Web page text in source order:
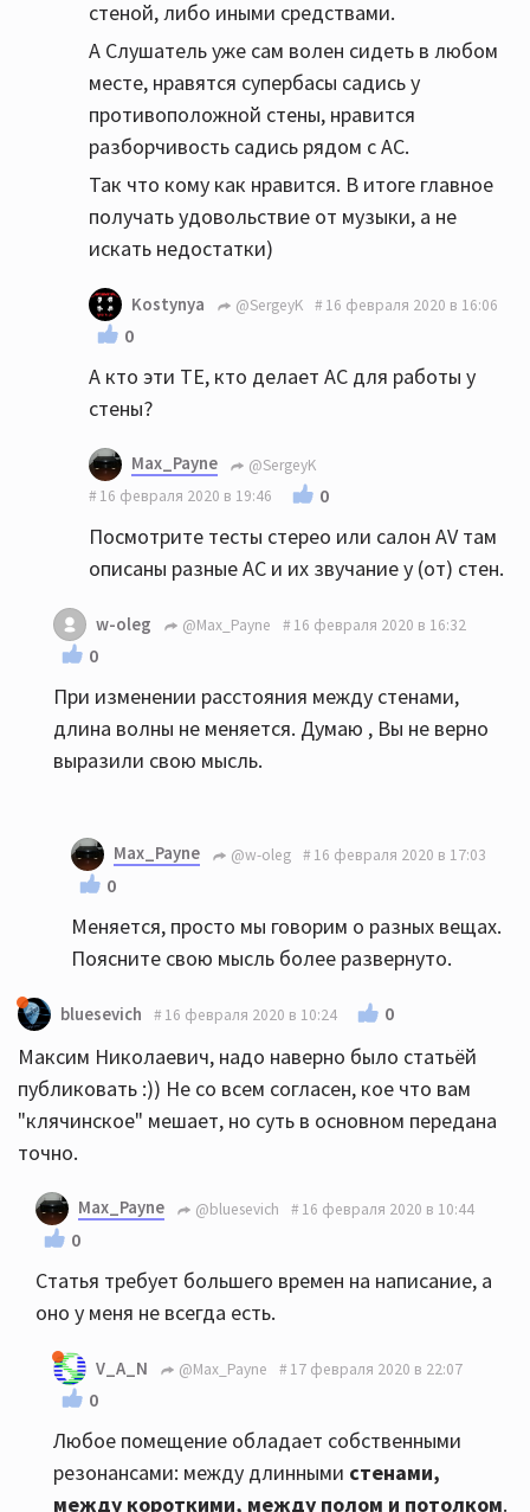
стеной, либо иными средствами.
А Слушатель уже сам волен сидеть в любом
месте, нравятся супербасы садись у
противоположной стены, нравится
разборчивость садись рядом с АС.
Так что кому как нравится. В итоге главное
получать удовольствие от музыки, а не
искать недостатки)
Kostynya @SergeyK 16 февраля 2020 в 16:06
0
А кто эти ТЕ, кто делает АС для работы у
стены?
Max_Payne
@SergeyK
16 февраля 2020 в 19:46
0
Посмотрите тесты стерео или салон AV там
описаны разные АС и их звучание у (от) стен.
w-oleg @Max_Payne 16 февраля 2020 в 16:32
0
При изменении расстояния между стенами,
длина волны не меняется. Думаю , Вы не верно
выразили свою мысль.
Max_Payne @w-oleg 16 февраля 2020 в 17:03
0
Меняется, просто мы говорим о разных вещах.
Поясните свою мысль более развернуто.
bluesevich 16 февраля 2020 в 10:24 0
Максим Николаевич, надо наверно было статьёй
публиковать :)) Не со всем согласен, кое что вам
"клячинское" мешает, но суть в основном передана
точно.
Max_Payne @bluesevich 16 февраля 2020 в 10:44
0
Статья требует большего времен на написание, а
оно у меня не всегда есть.
V_A_N @Max_Payne 17 февраля 2020 в 22:07
0
Любое помещение обладает собственными
резонансами: между длинными стенами,
между короткими, между полом и потолком.